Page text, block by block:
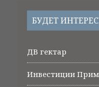
БУДЕТ
ДВ гектар
Инвестиции